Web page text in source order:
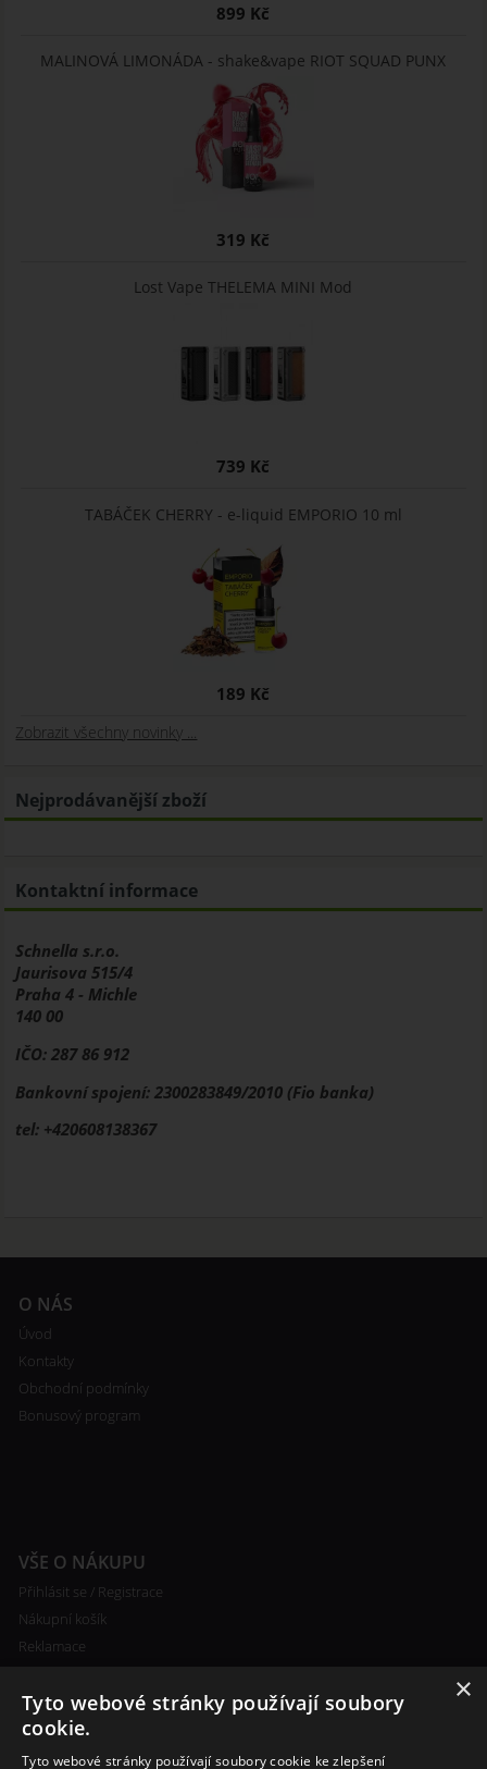
899 Kč
MALINOVÁ LIMONÁDA - shake&vape RIOT SQUAD PUNX
319 Kč
Lost Vape THELEMA MINI Mod
739 Kč
TABÁČEK CHERRY - e-liquid EMPORIO 10 ml
189 Kč
Zobrazit všechny novinky ...
Nejprodávanější zboží
Kontaktní informace
Schnella s.r.o.
Jaurisova 515/4
Praha 4 - Michle
140 00
IČO: 287 86 912
Bankovní spojení: 2300283849/2010 (Fio banka)
tel: +420608138367
O NÁS
Úvod
Kontakty
Obchodní podmínky
Bonusový program
VŠE O NÁKUPU
Přihlásit se / Registrace
Nákupní košík
Reklamace
Certifikáty
×
Tyto webové stránky používají soubory
cookie.
Tyto webové stránky používají soubory cookie ke zlepšení